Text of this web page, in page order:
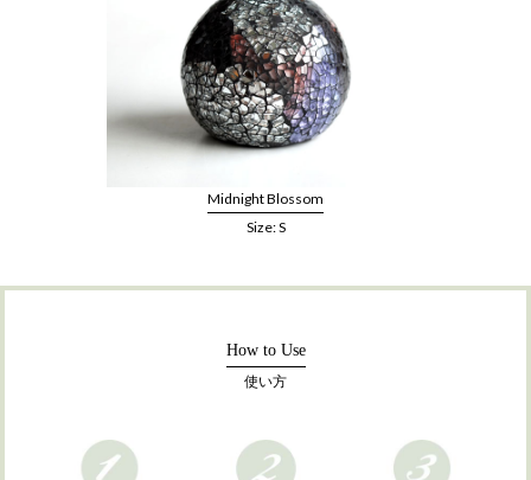
Midnight Blossom
Size: S
How to Use
使い方